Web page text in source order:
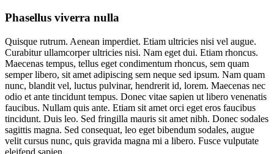
Phasellus viverra nulla
Quisque rutrum. Aenean imperdiet. Etiam ultricies nisi vel augue.
Curabitur ullamcorper ultricies nisi. Nam eget dui. Etiam rhoncus.
Maecenas tempus, tellus eget condimentum rhoncus, sem quam
semper libero, sit amet adipiscing sem neque sed ipsum. Nam quam
nunc, blandit vel, luctus pulvinar, hendrerit id, lorem. Maecenas nec
odio et ante tincidunt tempus. Donec vitae sapien ut libero venenatis
faucibus. Nullam quis ante. Etiam sit amet orci eget eros faucibus
tincidunt. Duis leo. Sed fringilla mauris sit amet nibh. Donec sodales
sagittis magna. Sed consequat, leo eget bibendum sodales, augue
velit cursus nunc, quis gravida magna mi a libero. Fusce vulputate
eleifend sapien.